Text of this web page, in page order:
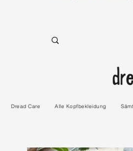
Dread Care Alle Kopfbekleidung